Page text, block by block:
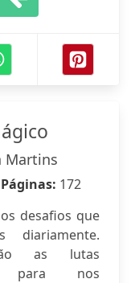
Martins
172
desafios que
diariamente.
as lutas
para nos